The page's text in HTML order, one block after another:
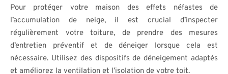
Pour protéger votre maison des effets néfastes de
l’accumulation de neige, il est crucial d’inspecter
régulièrement votre toiture, de prendre des mesures
d’entretien préventif et de déneiger lorsque cela est
nécessaire. Utilisez des dispositifs de déneigement adaptés
et améliorez la ventilation et l’isolation de votre toit.